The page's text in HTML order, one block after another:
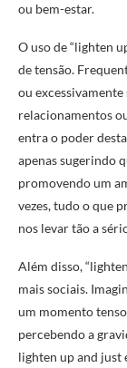
ou bem-estar.
O uso de “lighten
de tensão.
ou
relacionamentos
entra o poder
apenas sugerindo
promovendo um
vezes, tudo o que
nos levar tão a
Além disso,
mais sociais.
um momento
percebendo a
lighten up and just